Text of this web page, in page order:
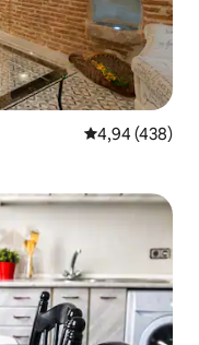
4,94 de uma
4,94 (438)